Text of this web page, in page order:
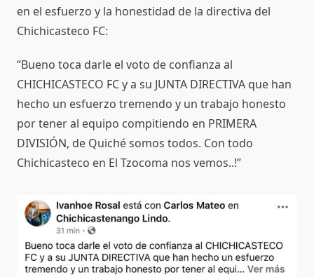
en el esfuerzo y la honestidad de la directiva del
Chichicasteco FC:
“Bueno toca darle el voto de confianza al
CHICHICASTECO FC y a su JUNTA DIRECTIVA que han
hecho un esfuerzo tremendo y un trabajo honesto
por tener al equipo compitiendo en PRIMERA
DIVISIÓN, de Quiché somos todos. Con todo
Chichicasteco en El Tzocoma nos vemos..!”